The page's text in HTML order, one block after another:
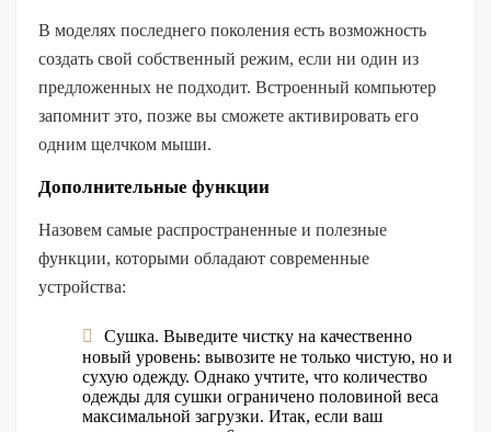
В моделях последнего поколения есть возможность
создать свой собственный режим, если ни один из
предложенных не подходит. Встроенный компьютер
запомнит это, позже вы сможете активировать его
одним щелчком мыши.
Дополнительные функции
Назовем самые распространенные и полезные
функции, которыми обладают современные
устройства:
Сушка. Выведите чистку на качественно
новый уровень: вывозите не только чистую, но и
сухую одежду. Однако учтите, что количество
одежды для сушки ограничено половиной веса
максимальной загрузки. Итак, если ваш